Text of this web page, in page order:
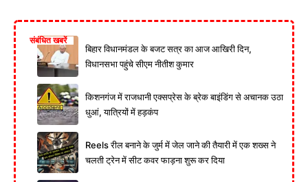
संबंधित खबरें
बिहार विधानमंडल के बजट सत्र का आज आखिरी दिन,
विधानसभा पहुंचे सीएम नीतीश कुमार
किशनगंज में राजधानी एक्सप्रेस के ब्रेक बाइंडिंग से अचानक उठा
धुआं, यात्रियों में हड़कंप
Reels रील बनाने के जुर्म में जेल जाने की तैयारी में एक शख्स ने
चलती ट्रेन में सीट कवर फाड़ना शुरू कर दिया